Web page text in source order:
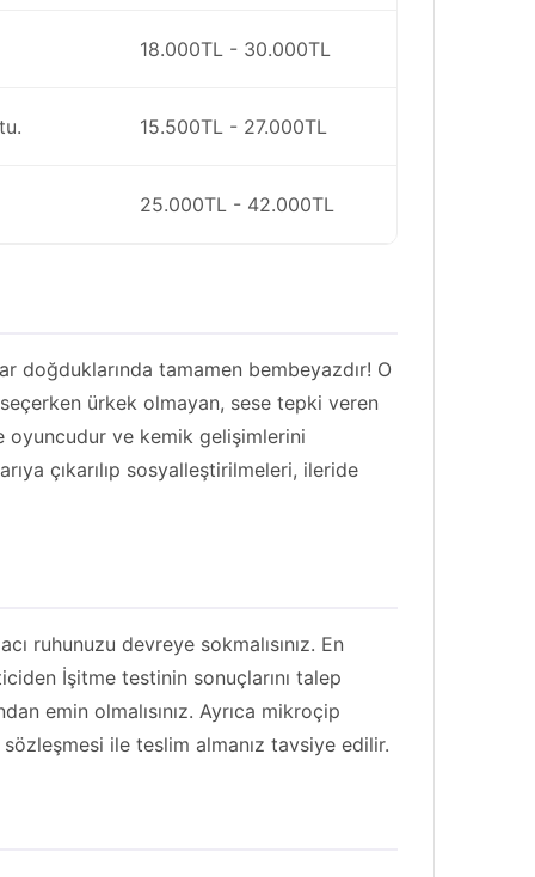
Pug
Rottweiler
Schnauzer
Shiba İnu Köpek
Shih Tzu
Staffordshire Bull Terrier
Terrier
18.000TL - 30.000TL
15.500TL - 27.000TL
25.000TL - 42.000TL
doğduklarında tamamen bembeyazdır! O
ürkek olmayan, sese tepki veren
oyuncudur ve kemik gelişimlerini
çıkarılıp sosyalleştirilmeleri, ileride
ruhunuzu devreye sokmalısınız. En
İşitme testinin sonuçlarını talep
emin olmalısınız. Ayrıca mikroçip
ile teslim almanız tavsiye edilir.